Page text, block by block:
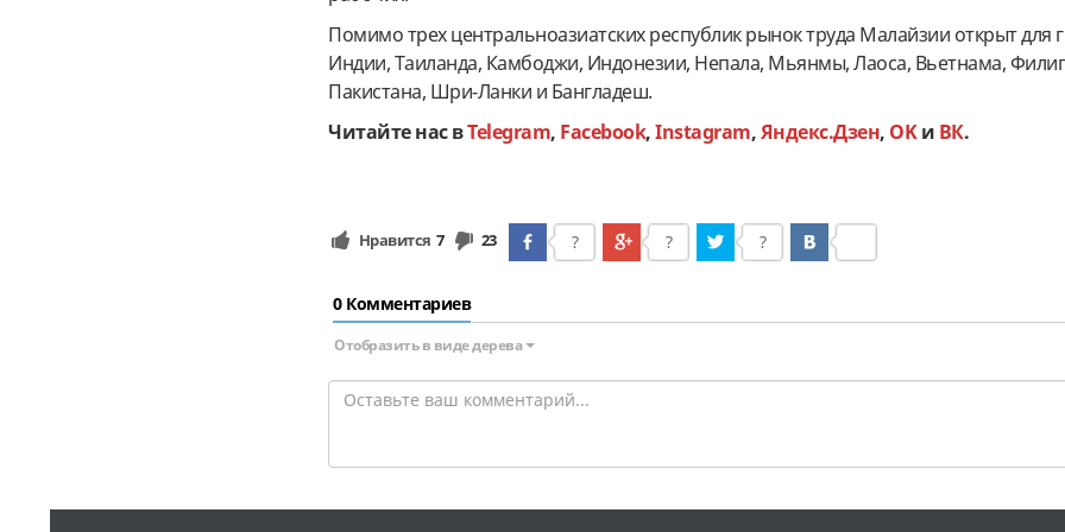
Помимо трех центральноазиатских республик рынок труда Малайзии открыт для
Индии, Таиланда, Камбоджи, Индонезии, Непала, Мьянмы, Лаоса, Вьетнама,
Пакистана, Шри-Ланки и Бангладеш.
Читайте нас вTelegram, Facebook,Instagram,Яндекс.Дзен, OKи ВК.
Нравится 7 23 ? ? ?
0 Комментариев
Отобразить в виде дерева